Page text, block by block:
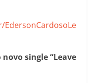
single “Leave